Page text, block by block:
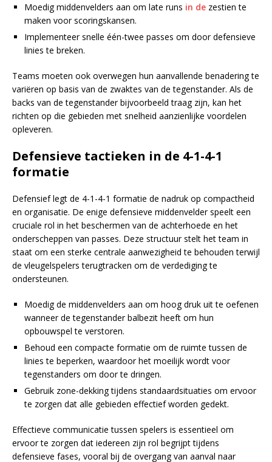
Moedig middenvelders aan om late runs in de zestien te
maken voor scoringskansen.
Implementeer snelle één-twee passes om door defensieve
linies te breken.
Teams moeten ook overwegen hun aanvallende benadering te
variëren op basis van de zwaktes van de tegenstander. Als de
backs van de tegenstander bijvoorbeeld traag zijn, kan het
richten op die gebieden met snelheid aanzienlijke voordelen
opleveren.
Defensieve tactieken in de 4-1-4-1
formatie
Defensief legt de 4-1-4-1 formatie de nadruk op compactheid
en organisatie. De enige defensieve middenvelder speelt een
cruciale rol in het beschermen van de achterhoede en het
onderscheppen van passes. Deze structuur stelt het team in
staat om een sterke centrale aanwezigheid te behouden terwijl
de vleugelspelers terugtracken om de verdediging te
ondersteunen.
Moedig de middenvelders aan om hoog druk uit te oefenen
wanneer de tegenstander balbezit heeft om hun
opbouwspel te verstoren.
Behoud een compacte formatie om de ruimte tussen de
linies te beperken, waardoor het moeilijk wordt voor
tegenstanders om door te dringen.
Gebruik zone-dekking tijdens standaardsituaties om ervoor
te zorgen dat alle gebieden effectief worden gedekt.
Effectieve communicatie tussen spelers is essentieel om
ervoor te zorgen dat iedereen zijn rol begrijpt tijdens
defensieve fases, vooral bij de overgang van aanval naar